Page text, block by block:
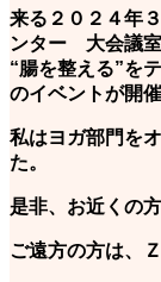
来る２０２４年
ンター 大会議
“腸を整える”を
のイベントが開
私はヨガ部門を
た。
是非、お近くの
ご遠方の方は、